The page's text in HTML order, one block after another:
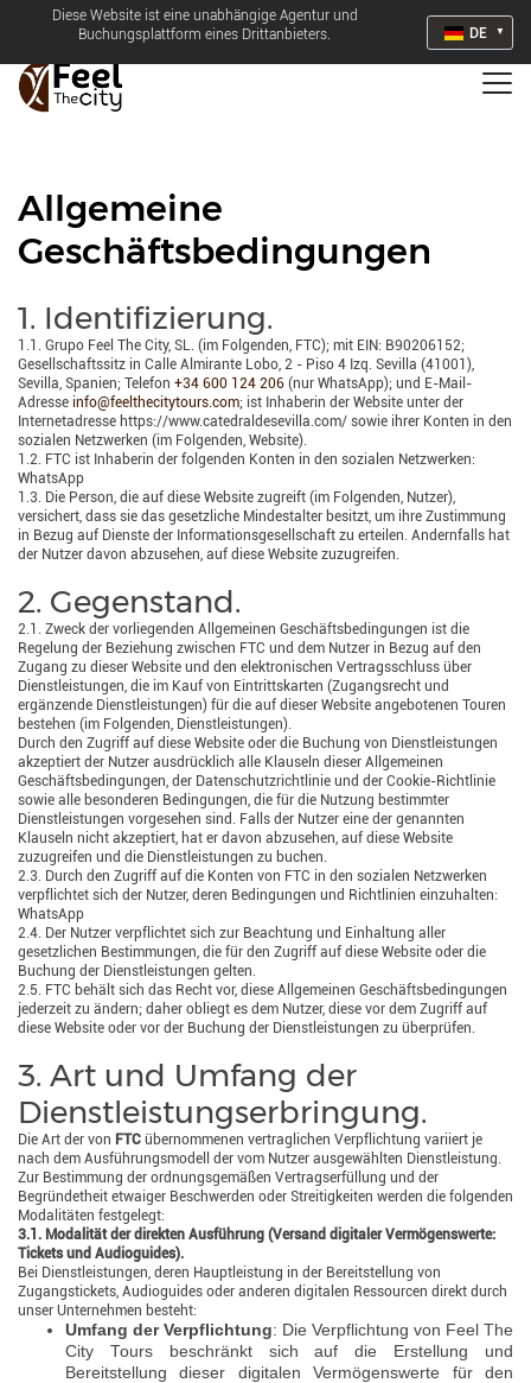
Diese Website ist eine unabhängige Agentur und
Buchungsplattform eines Drittanbieters.
DE
Allgemeine
Geschäftsbedingungen
1. Identifizierung.
1.1. Grupo Feel The City, SL. (im Folgenden, FTC); mit EIN: B90206152;
Gesellschaftssitz in Calle Almirante Lobo, 2 - Piso 4 Izq. Sevilla (41001),
Sevilla, Spanien; Telefon +34 600 124 206 (nur WhatsApp); und E-Mail-
Adresse info@feelthecitytours.com; ist Inhaberin der Website unter der
Internetadresse https://www.catedraldesevilla.com/ sowie ihrer Konten in den
sozialen Netzwerken (im Folgenden, Website).
1.2. FTC ist Inhaberin der folgenden Konten in den sozialen Netzwerken:
WhatsApp
1.3. Die Person, die auf diese Website zugreift (im Folgenden, Nutzer),
versichert, dass sie das gesetzliche Mindestalter besitzt, um ihre Zustimmung
in Bezug auf Dienste der Informationsgesellschaft zu erteilen. Andernfalls hat
der Nutzer davon abzusehen, auf diese Website zuzugreifen.
2. Gegenstand.
2.1. Zweck der vorliegenden Allgemeinen Geschäftsbedingungen ist die
Regelung der Beziehung zwischen FTC und dem Nutzer in Bezug auf den
Zugang zu dieser Website und den elektronischen Vertragsschluss über
Dienstleistungen, die im Kauf von Eintrittskarten (Zugangsrecht und
ergänzende Dienstleistungen) für die auf dieser Website angebotenen Touren
bestehen (im Folgenden, Dienstleistungen).
Durch den Zugriff auf diese Website oder die Buchung von Dienstleistungen
akzeptiert der Nutzer ausdrücklich alle Klauseln dieser Allgemeinen
Geschäftsbedingungen, der Datenschutzrichtlinie und der Cookie-Richtlinie
sowie alle besonderen Bedingungen, die für die Nutzung bestimmter
Dienstleistungen vorgesehen sind. Falls der Nutzer eine der genannten
Klauseln nicht akzeptiert, hat er davon abzusehen, auf diese Website
zuzugreifen und die Dienstleistungen zu buchen.
2.3. Durch den Zugriff auf die Konten von FTC in den sozialen Netzwerken
verpflichtet sich der Nutzer, deren Bedingungen und Richtlinien einzuhalten:
WhatsApp
2.4. Der Nutzer verpflichtet sich zur Beachtung und Einhaltung aller
gesetzlichen Bestimmungen, die für den Zugriff auf diese Website oder die
Buchung der Dienstleistungen gelten.
2.5. FTC behält sich das Recht vor, diese Allgemeinen Geschäftsbedingungen
jederzeit zu ändern; daher obliegt es dem Nutzer, diese vor dem Zugriff auf
diese Website oder vor der Buchung der Dienstleistungen zu überprüfen.
3. Art und Umfang der
Dienstleistungserbringung.
Die Art der von FTC übernommenen vertraglichen Verpflichtung variiert je
nach dem Ausführungsmodell der vom Nutzer ausgewählten Dienstleistung.
Zur Bestimmung der ordnungsgemäßen Vertragserfüllung und der
Begründetheit etwaiger Beschwerden oder Streitigkeiten werden die folgenden
Modalitäten festgelegt:
3.1. Modalität der direkten Ausführung (Versand digitaler Vermögenswerte:
Tickets und Audioguides).
Bei Dienstleistungen, deren Hauptleistung in der Bereitstellung von
Zugangstickets, Audioguides oder anderen digitalen Ressourcen direkt durch
unser Unternehmen besteht:
Umfang der Verpflichtung: Die Verpflichtung von Feel The
City Tours beschränkt sich auf die Erstellung und
Bereitstellung dieser digitalen Vermögenswerte für den